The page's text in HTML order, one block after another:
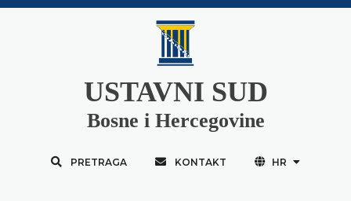
USTAVNI SUD
Bosne i Hercegovine
PRETRAGA KONTAKT HR